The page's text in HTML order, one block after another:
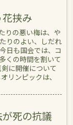
挟み
りの悪い梅は、や
りのよい、しだれ
日も国会では、コ
くの時間を割いて
に開催について
リンピックは、
死の抗議